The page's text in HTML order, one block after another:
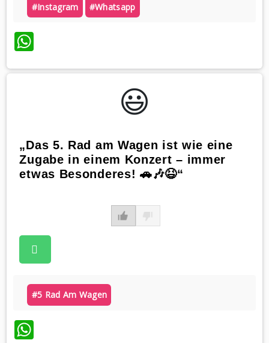
#instagram #whatsapp
WhatsApp
😃️
„Das 5. Rad am Wagen ist wie eine
Zugabe in einem Konzert – immer
etwas Besonderes! 🚗🎶😆“
#5 Rad Am Wagen
WhatsApp